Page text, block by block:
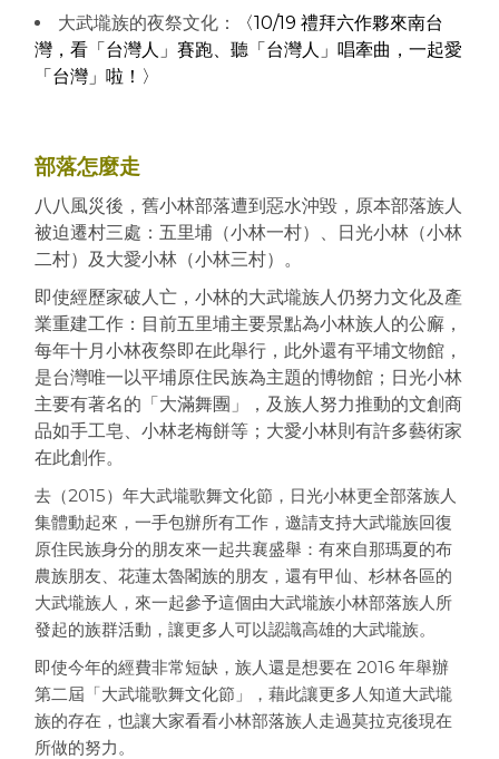
大武壠族的夜祭文化：
〈10/19 禮拜六作夥來南台
灣，看「台灣人」賽跑、聽「台灣人」唱牽曲，一起愛
「台灣」啦！〉
部落怎麼走
八八風災後，舊小林部落遭到惡水沖毀，原本部落族人
被迫遷村三處：五里埔（小林一村）、日光小林（小林
二村）及大愛小林（小林三村）。
即使經歷家破人亡，小林的大武壠族人仍努力文化及產
業重建工作：目前五里埔主要景點為小林族人的公廨，
每年十月小林夜祭即在此舉行，此外還有平埔文物館，
是台灣唯一以平埔原住民族為主題的博物館；日光小林
主要有著名的「大滿舞團」，及族人努力推動的文創商
品如手工皂、小林老梅餅等；大愛小林則有許多藝術家
在此創作。
去（2015）年大武壠歌舞文化節，日光小林更全部落族人
集體動起來 ，一手包辦所有工作，邀請支持大武壠族回復
原住民族身分的朋友來一起共襄盛舉：有來自那瑪夏的布
農族朋友、花蓮太魯閣族的朋友，還有甲仙、杉林各區的
大武壠族人，來一起參予這個由大武壠族小林部落族人所
發起的族群活動，讓更多人可以認識高雄的大武壠族。
即使今年的經費非常短缺，族人還是想要在 2016 年舉辦
第二屆「大武壠歌舞文化節」，藉此讓更多人知道大武壠
族的存在，也讓大家看看小林部落族人走過莫拉克後現在
所做的努力。